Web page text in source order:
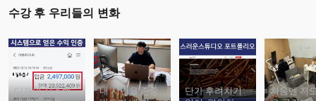
수강 후 우리들의 변화
디자인 시스템
내 시간을 존중
단가 후려치기
처음엔 저